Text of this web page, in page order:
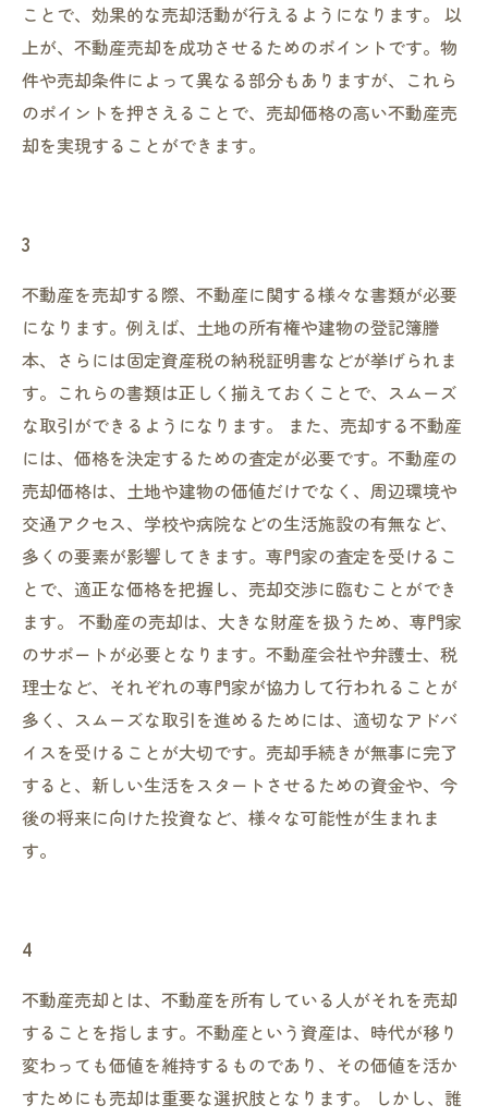
ことで、効果的な売却活動が行えるようになります。 以
上が、不動産売却を成功させるためのポイントです。物
件や売却条件によって異なる部分もありますが、これら
のポイントを押さえることで、売却価格の高い不動産売
却を実現することができます。
3
不動産を売却する際、不動産に関する様々な書類が必要
になります。例えば、土地の所有権や建物の登記簿謄
本、さらには固定資産税の納税証明書などが挙げられま
す。これらの書類は正しく揃えておくことで、スムーズ
な取引ができるようになります。 また、売却する不動産
には、価格を決定するための査定が必要です。不動産の
売却価格は、土地や建物の価値だけでなく、周辺環境や
交通アクセス、学校や病院などの生活施設の有無など、
多くの要素が影響してきます。専門家の査定を受けるこ
とで、適正な価格を把握し、売却交渉に臨むことができ
ます。 不動産の売却は、大きな財産を扱うため、専門家
のサポートが必要となります。不動産会社や弁護士、税
理士など、それぞれの専門家が協力して行われることが
多く、スムーズな取引を進めるためには、適切なアドバ
イスを受けることが大切です。売却手続きが無事に完了
すると、新しい生活をスタートさせるための資金や、今
後の将来に向けた投資など、様々な可能性が生まれま
す。
4
不動産売却とは、不動産を所有している人がそれを売却
することを指します。不動産という資産は、時代が移り
変わっても価値を維持するものであり、その価値を活か
すためにも売却は重要な選択肢となります。 しかし、誰